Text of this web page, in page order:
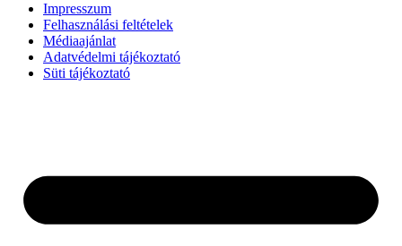
Impresszum
Felhasználási feltételek
Médiaajánlat
Adatvédelmi tájékoztató
Süti tájékoztató